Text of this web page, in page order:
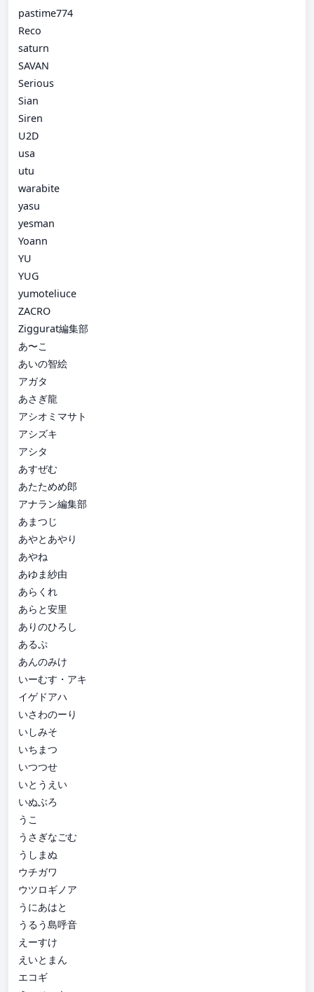
pastime774
Reco
saturn
SAVAN
Serious
Sian
Siren
U2D
usa
utu
warabite
yasu
yesman
Yoann
YU
YUG
yumoteliuce
ZACRO
Ziggurat編集部
あ〜こ
あいの智絵
アガタ
あさぎ龍
アシオミマサト
アシズキ
アシタ
あすぜむ
あたためめ郎
アナラン編集部
あまつじ
あやとあやり
あやね
あゆま紗由
あらくれ
あらと安里
ありのひろし
あるぷ
あんのみけ
いーむす・アキ
イゲドアハ
いさわのーり
いしみそ
いちまつ
いつつせ
いとうえい
いぬぶろ
うこ
うさぎなごむ
うしまぬ
ウチガワ
ウツロギノア
うにあはと
うるう島呼音
えーすけ
えいとまん
エコギ